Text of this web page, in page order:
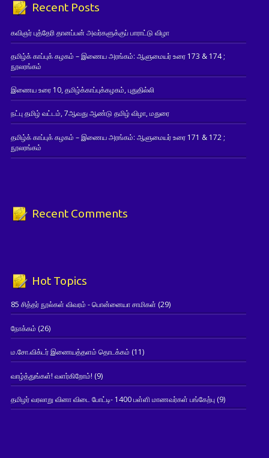
Recent Posts
கவிஞர் புத்தேரி தானப்பன் அவர்களுக்குப் பாராட்டு விழா
தமிழ்க் காப்புக் கழகம் – இணைய அரங்கம்: ஆளுமையர் உரை 173 & 174 ;
நூலரங்கம்
இணைய உரை 10, தமிழ்க்காப்புக்கழகம், புதுதில்லி
நட்பு தமிழ் வட்டம், 7ஆவது ஆண்டு தமிழ் விழா, மதுரை
தமிழ்க் காப்புக் கழகம் – இணைய அரங்கம்: ஆளுமையர் உரை 171 & 172 ;
நூலரங்கம்
Recent Comments
Hot Topics
85 சித்தர் நூல்கள் விவரம் - பொன்னையா சாமிகள் (29)
நோக்கம் (26)
ம.சோ.விக்டர் இணையத்தளம் தொடக்கம் (11)
வாழ்த்துங்கள்! வளர்கிறோம்! (9)
தமிழர் வரலாறு வினா விடை போட்டி- 1400 பள்ளி மாணவர்கள் பங்கேற்பு(9)